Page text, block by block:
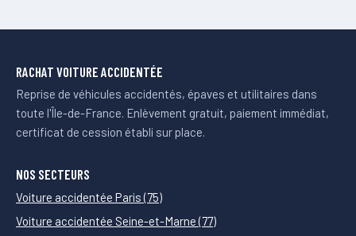
RACHAT VOITURE ACCIDENTÉE
Reprise de véhicules accidentés, épaves et utilitaires dans
toute l'Île-de-France. Enlèvement gratuit, paiement immédiat,
certificat de cession établi sur place.
NOS SECTEURS
Voiture accidentée Paris (75)
Voiture accidentée Seine-et-Marne (77)